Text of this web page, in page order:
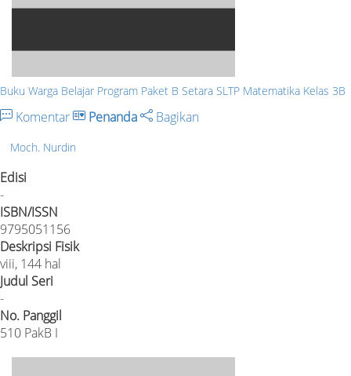
Buku Warga Belajar Program Paket B Setara SLTP Matematika Kelas 3B
Komentar Penanda Bagikan
Moch. Nurdin
Edisi
-
ISBN/ISSN
9795051156
Deskripsi Fisik
viii, 144 hal
Judul Seri
-
No. Panggil
510 PakB I